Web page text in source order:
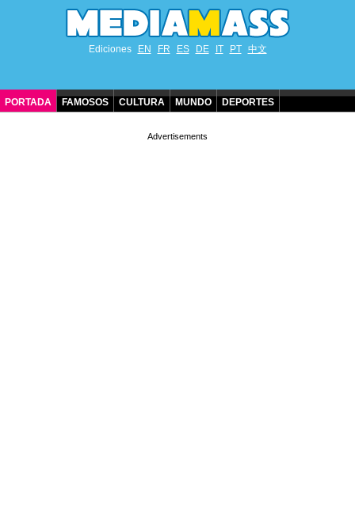
Ediciones EN FR ES DE IT PT 中文
PORTADA FAMOSOS CULTURA MUNDO DEPORTES